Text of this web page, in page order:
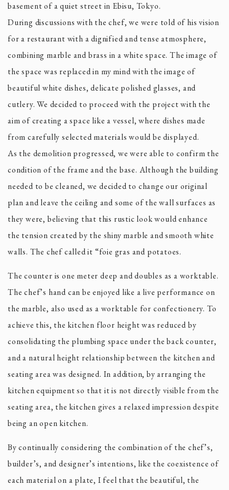
basement of a quiet street in Ebisu, Tokyo.
During discussions with the chef, we were told of his vision
for a restaurant with a dignified and tense atmosphere,
combining marble and brass in a white space. The image of
the space was replaced in my mind with the image of
beautiful white dishes, delicate polished glasses, and
cutlery. We decided to proceed with the project with the
aim of creating a space like a vessel, where dishes made
from carefully selected materials would be displayed.
As the demolition progressed, we were able to confirm the
condition of the frame and the base. Although the building
needed to be cleaned, we decided to change our original
plan and leave the ceiling and some of the wall surfaces as
they were, believing that this rustic look would enhance
the tension created by the shiny marble and smooth white
walls. The chef called it “foie gras and potatoes.
The counter is one meter deep and doubles as a worktable.
The chef’s hand can be enjoyed like a live performance on
the marble, also used as a worktable for confectionery. To
achieve this, the kitchen floor height was reduced by
consolidating the plumbing space under the back counter,
and a natural height relationship between the kitchen and
seating area was designed. In addition, by arranging the
kitchen equipment so that it is not directly visible from the
seating area, the kitchen gives a relaxed impression despite
being an open kitchen.
By continually considering the combination of the chef’s,
builder’s, and designer’s intentions, like the coexistence of
each material on a plate, I feel that the beautiful, the